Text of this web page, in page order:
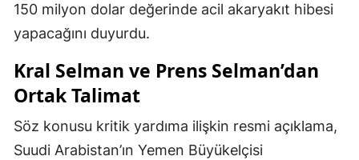
150 milyon dolar değerinde acil akaryakıt hibesi
yapacağını duyurdu.
Kral Selman ve Prens Selman’dan
Ortak Talimat
Söz konusu kritik yardıma ilişkin resmi açıklama,
Suudi Arabistan’ın Yemen Büyükelçisi